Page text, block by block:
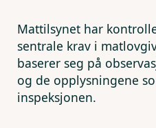
Mattilsynet har
sentrale krav i
baserer seg på
og de opplysningene
inspeksjonen.